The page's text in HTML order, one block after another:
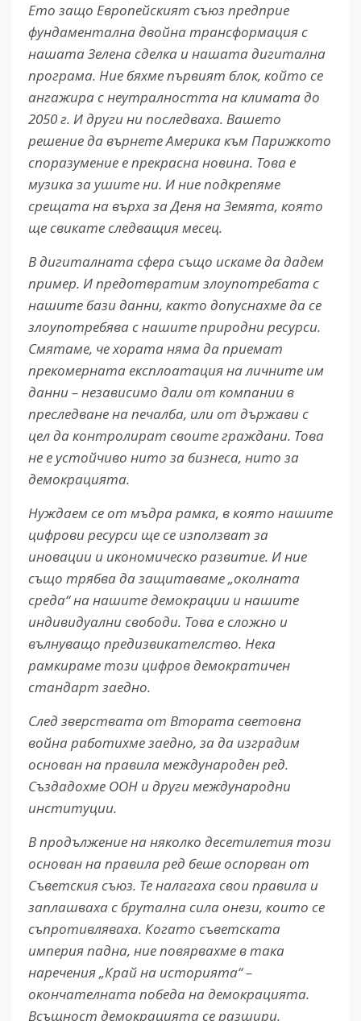
Ето защо Европейският съюз предприе
фундаментална двойна трансформация с
нашата Зелена сделка и нашата дигитална
програма. Ние бяхме първият блок, който се
ангажира с неутралността на климата до
2050 г. И други ни последваха. Вашето
решение да върнете Америка към Парижкото
споразумение е прекрасна новина. Това е
музика за ушите ни. И ние подкрепяме
срещата на върха за Деня на Земята, която
ще свикате следващия месец.
В дигиталната сфера също искаме да дадем
пример. И предотвратим злоупотребата с
нашите бази данни, както допуснахме да се
злоупотребява с нашите природни ресурси.
Смятаме, че хората няма да приемат
прекомерната експлоатация на личните им
данни – независимо дали от компании в
преследване на печалба, или от държави с
цел да контролират своите граждани. Това
не е устойчиво нито за бизнеса, нито за
демокрацията.
Нуждаем се от мъдра рамка, в която нашите
цифрови ресурси ще се използват за
иновации и икономическо развитие. И ние
също трябва да защитаваме „околната
среда“ на нашите демокрации и нашите
индивидуални свободи. Това е сложно и
вълнуващо предизвикателство. Нека
рамкираме този цифров демократичен
стандарт заедно.
След зверствата от Втората световна
война работихме заедно, за да изградим
основан на правила международен ред.
Създадохме ООН и други международни
институции.
В продължение на няколко десетилетия този
основан на правила ред беше оспорван от
Съветския съюз. Те налагаха свои правила и
заплашваха с брутална сила онези, които се
съпротивляваха. Когато съветската
империя падна, ние повярвахме в така
наречения „Край на историята“ –
окончателната победа на демокрацията.
Всъщност демокрацията се разшири.